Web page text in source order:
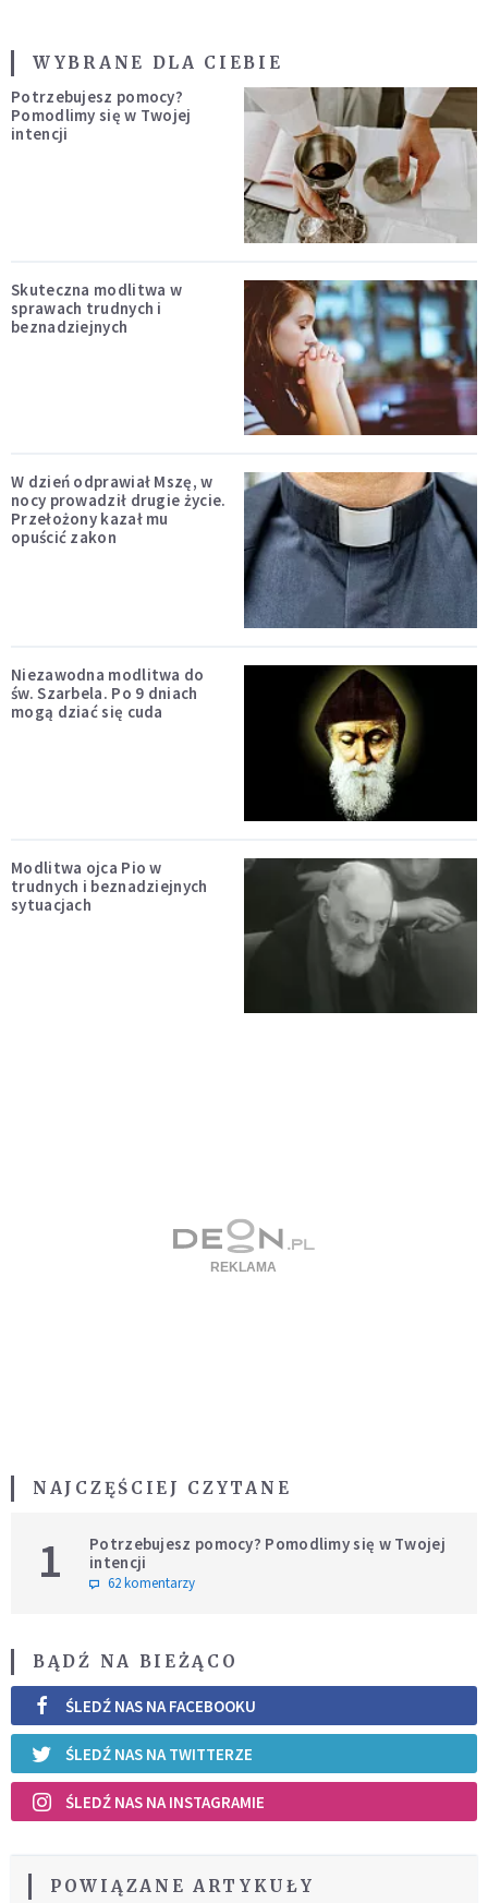
WYBRANE DLA CIEBIE
Potrzebujesz pomocy?
Pomodlimy się w Twojej
intencji
Skuteczna modlitwa w
sprawach trudnych i
beznadziejnych
W dzień odprawiał Mszę, w
nocy prowadził drugie życie.
Przełożony kazał mu
opuścić zakon
Niezawodna modlitwa do
św. Szarbela. Po 9 dniach
mogą dziać się cuda
Modlitwa ojca Pio w
trudnych i beznadziejnych
sytuacjach
NAJCZĘŚCIEJ CZYTANE
1
Potrzebujesz pomocy? Pomodlimy się w Twojej
intencji
62 komentarzy
BĄDŹ NA BIEŻĄCO
ŚLEDŹ NAS NA FACEBOOKU
ŚLEDŹ NAS NA TWITTERZE
ŚLEDŹ NAS NA INSTAGRAMIE
POWIĄZANE ARTYKUŁY